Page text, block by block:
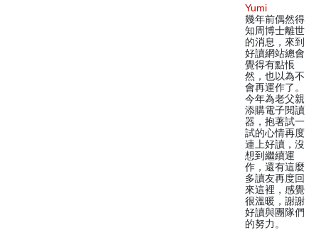
Yumi
幾年前偶然得
知周博士離世
的消息，來到
好讀網站總會
覺得有點悵
然，也以為不
會再運作了。
今年為老父親
添購電子閱讀
器，抱著試一
試的心情再度
連上好讀，沒
想到繼續運
作，還有這麼
多讀友再度回
來這裡，感覺
很溫暖，謝謝
好讀與團隊們
的努力。